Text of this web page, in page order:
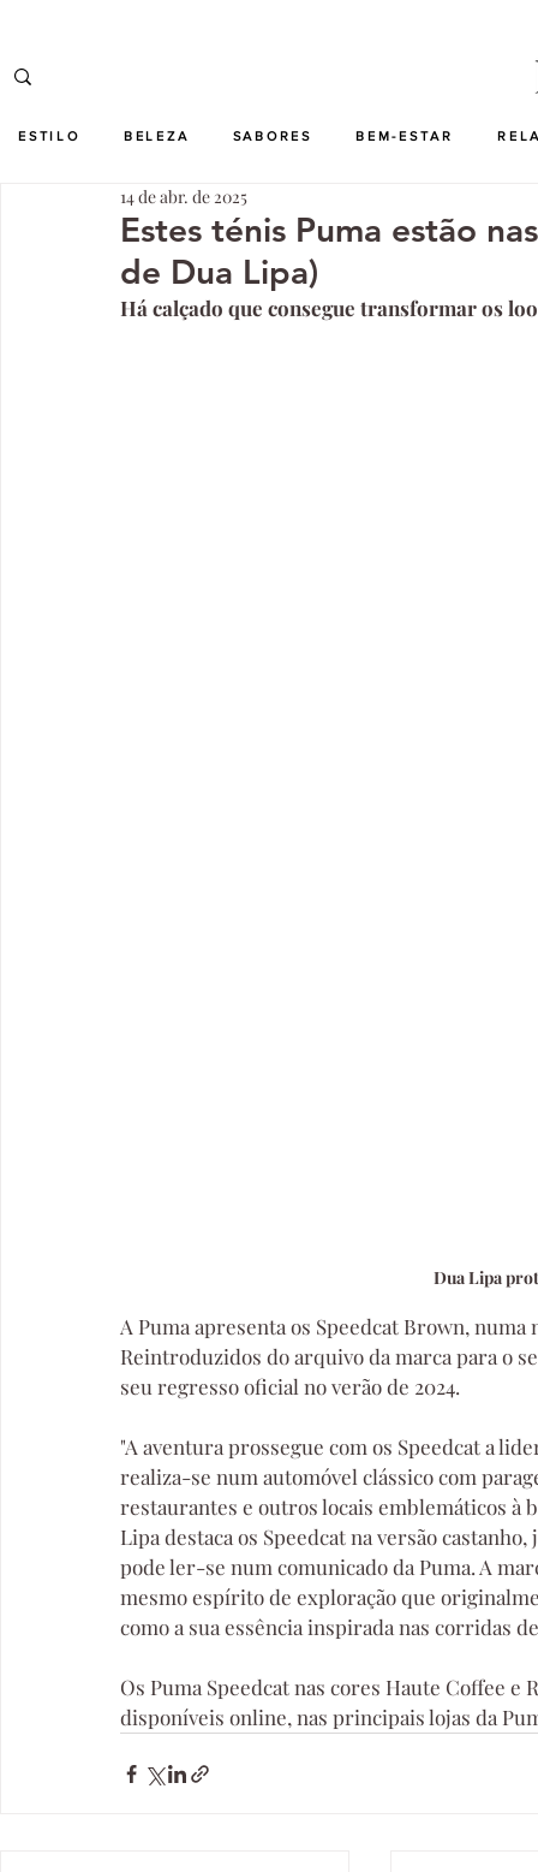
ESTILO BELEZA SABORES BEM-ESTAR
Estes ténis Puma estão
de Dua Lipa)
14 de abr. de 2025
Há calçado que consegue transformar os
Dua Lipa
A Puma apresenta os Speedcat Brown,
Reintroduzidos do arquivo da marca para o
seu regresso oficial no verão de 2024.
"A aventura prossegue com os Speedcat a
realiza-se num automóvel clássico com
restaurantes e outros locais emblemáticos à
Lipa destaca os Speedcat na versão
pode ler-se num comunicado da Puma. A
mesmo espírito de exploração que
como a sua essência inspirada nas corridas
Os Puma Speedcat nas cores Haute Coffee
disponíveis online, nas principais lojas da